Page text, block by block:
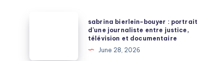
sabrina bierlein-bouyer : portrait
d’une journaliste entre justice,
télévision et documentaire
June 28, 2026